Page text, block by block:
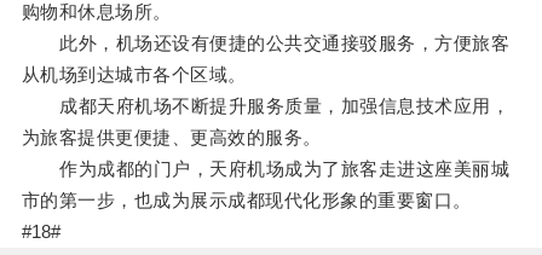
购物和休息场所。
此外，机场还设有便捷的公共交通接驳服务，方便旅客
从机场到达城市各个区域。
成都天府机场不断提升服务质量，加强信息技术应用，
为旅客提供更便捷、更高效的服务。
作为成都的门户，天府机场成为了旅客走进这座美丽城
市的第一步，也成为展示成都现代化形象的重要窗口。
#18#